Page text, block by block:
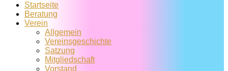
Startseite
Beratung
Verein
Allgemein
Vereins­geschichte
Satzung
Mitglied­schaft
Vorstand